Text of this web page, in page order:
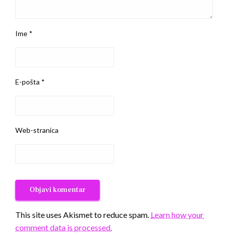
Ime *
E-pošta *
Web-stranica
This site uses Akismet to reduce spam. Learn how your
comment data is processed.